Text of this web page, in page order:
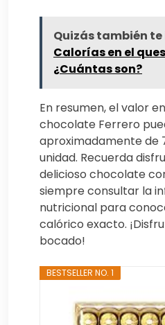
Quizás también te
Calorías en el
¿Cuántas son?
En resumen, el valor
chocolate Ferrero
aproximadamente de
unidad. Recuerda
delicioso chocolate
siempre consultar la
nutricional para
calórico exacto.
bocado!
BESTSELLER NO. 1